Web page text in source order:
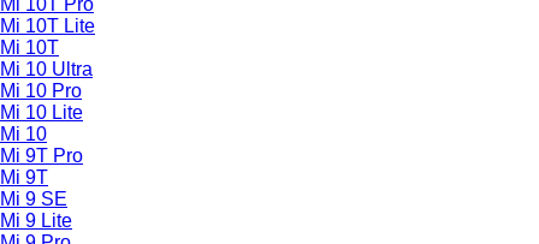
Mi 10T Pro
Mi 10T Lite
Mi 10T
Mi 10 Ultra
Mi 10 Pro
Mi 10 Lite
Mi 10
Mi 9T Pro
Mi 9T
Mi 9 SE
Mi 9 Lite